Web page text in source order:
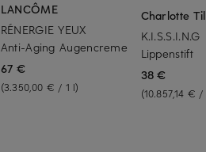
LANCÔME
RÉNERGIE YEUX
Anti-Aging Augencreme
67 €
(3.350,00 € / 1 l)
Charlotte
K.I.S.S.I.N.G
Lippenstift
38 €
(10.857,14 € /